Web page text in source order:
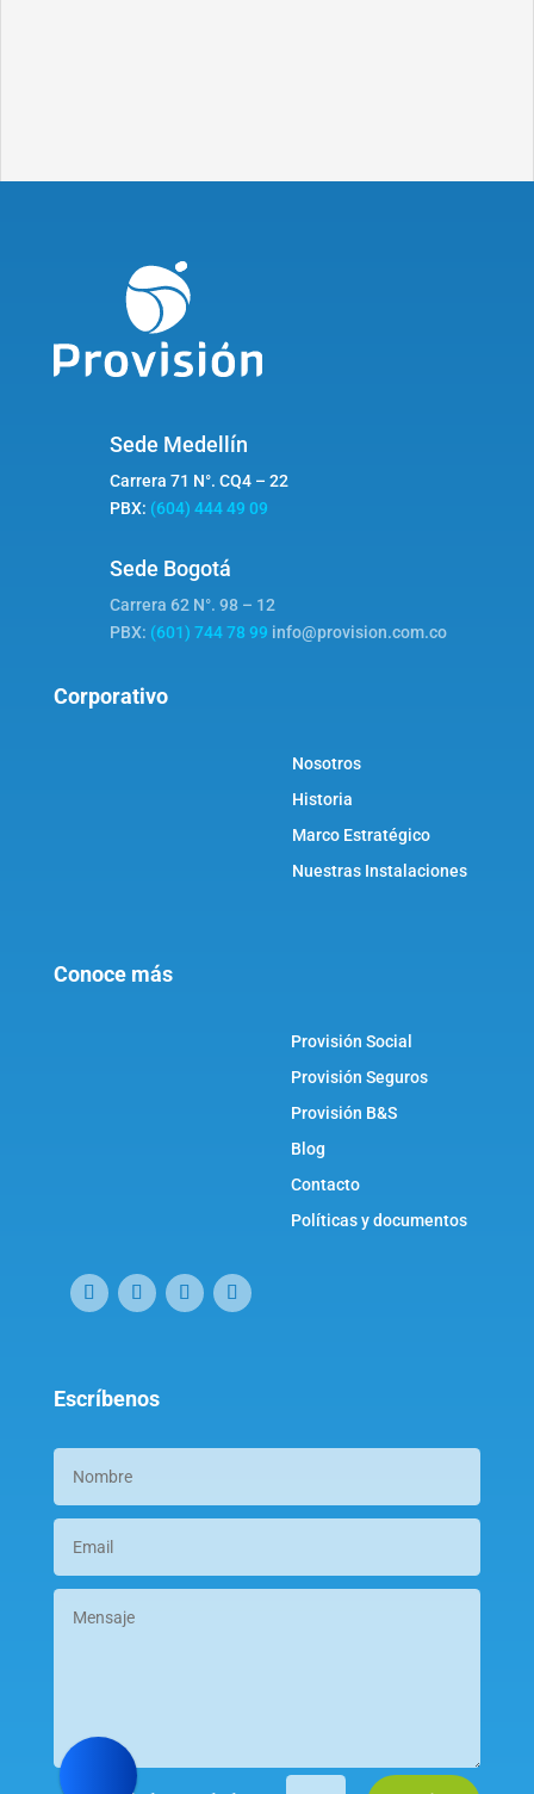
Sede Medellín
Carrera 71 N°. CQ4 – 22
PBX: (604) 444 49 09
Sede Bogotá
Carrera 62 N°. 98 – 12
PBX: (601) 744 78 99 info@provision.com.co
Corporativo
Nosotros
Historia
Marco Estratégico
Nuestras Instalaciones
Conoce más
Provisión Social
Provisión Seguros
Provisión B&S
Blog
Contacto
Políticas y documentos
Escríbenos